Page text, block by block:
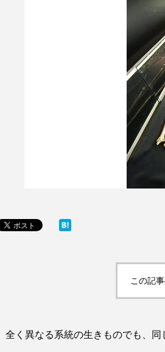
この記
全く異なる系統の生きものでも、同